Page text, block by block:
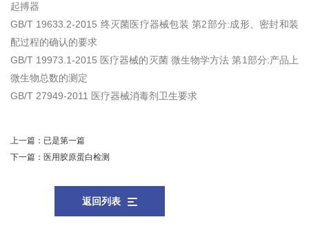
起搏器
GB/T 19633.2-2015 终灭菌医疗器械包装 第2部分:成形、密封和装
配过程的确认的要求
GB/T 19973.1-2015 医疗器械的灭菌 微生物学方法 第1部分:产品上
微生物总数的测定
GB/T 27949-2011 医疗器械消毒剂卫生要求
上一篇： 已是第一篇
下一篇： 医用胶原蛋白检测
返回列表